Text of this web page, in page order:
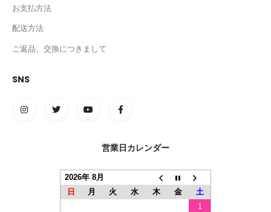
お支払方法
配送方法
ご返品、交換につきまして
SNS
営業日カレンダー
2026年 8月
日
月 火 水 木 金
土
1